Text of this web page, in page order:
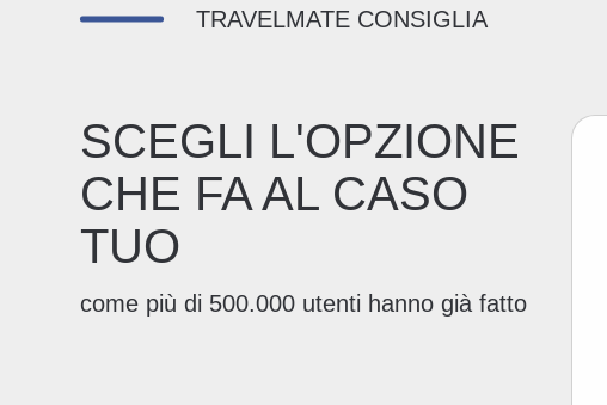
TRAVELMATE CONSIGLIA
SCEGLI L'OPZIONE
CHE FA AL CASO
TUO
come più di 500.000 utenti hanno già fatto